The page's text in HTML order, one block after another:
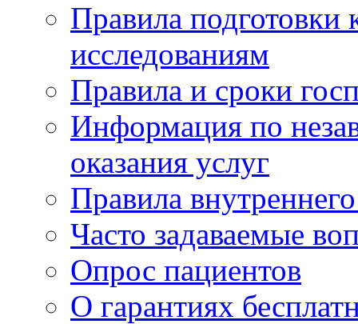
Правила подготовки
исследованиям
Правила и сроки
Информация по
оказания услуг
Правила
Часто задаваемые
Опрос пациентов
О гарантиях